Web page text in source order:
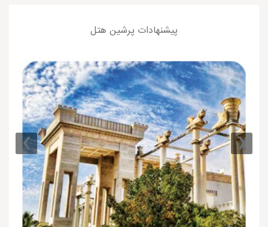
پیشنهادات پرشین هتل
‹
›